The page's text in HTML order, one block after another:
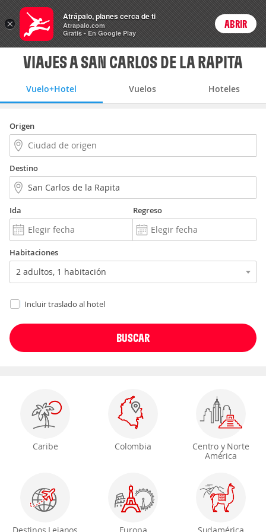
Vuelo+Hotel Login
VIAJES A SAN CARLOS DE LA RAPITA
Vuelo+Hotel Vuelos Hoteles
Origen
Destino
Ida Regreso
Habitaciones
Incluir traslado al hotel
Caribe Colombia
Centro y Norte
América
×
Atrápalo, planes cerca de ti
Atrapalo.com
Gratis - En Google Play
ABRIR